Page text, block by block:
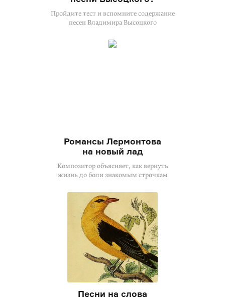
Пройдите тест и вспомните содержание
песен Владимира Высоцкого
Романсы Лермонтова
на новый лад
Композитор объясняет, как вернуть
жизнь до боли знакомым строчкам
Песни на слова